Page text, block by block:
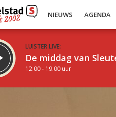
NIEUWS AGENDA
LUISTER LIVE:
De middag van
12.00 - 19.00 uur